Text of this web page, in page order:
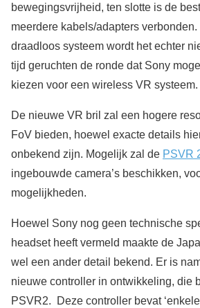
bewegingsvrijheid, ten slotte is de
meerdere kabels/adapters verbonden.
draadloos systeem wordt het echter
tijd geruchten de ronde dat Sony
kiezen voor een wireless VR systeem.
De nieuwe VR bril zal een hogere
FoV bieden, hoewel exacte details
onbekend zijn. Mogelijk zal de PSVR
ingebouwde camera’s beschikken,
mogelijkheden.
Hoewel Sony nog geen technische
headset heeft vermeld maakte de
wel een ander detail bekend. Er is
nieuwe controller in ontwikkeling, die
PSVR2. Deze controller bevat